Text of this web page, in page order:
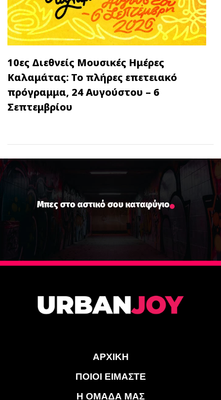
10ες Διεθνείς Μουσικές Ημέρες
Καλαμάτας: Το πλήρες επετειακό
πρόγραμμα, 24 Αυγούστου – 6
Σεπτεμβρίου
Μπες στο αστικό σου καταφύγιο
ΑΡΧΙΚΗ
ΠΟΙΟΙ ΕΙΜΑΣΤΕ
Η ΟΜΑΔΑ ΜΑΣ